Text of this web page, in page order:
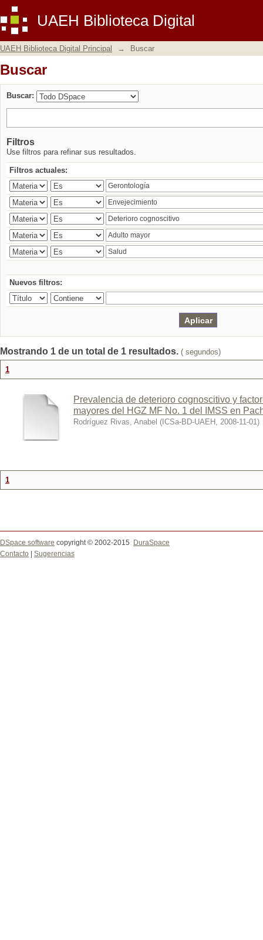
UAEH Biblioteca Digital
Buscar
UAEH Biblioteca Digital Principal → Buscar
Buscar
Buscar:
Filtros
Use filtros para refinar sus resultados.
Filtros actuales:
Nuevos filtros:
Mostrando 1 de un total de 1 resultados. ( segundos)
1
Prevalencia de deterioro cognoscitivo y
mayores del HGZ MF No. 1 del IMSS en
Rodríguez Rivas, Anabel ( ICSa-BD-UAEH , 2008-11-01)
1
DSpace software copyright © 2002-2015
DuraSpace
Contacto
Sugerencias